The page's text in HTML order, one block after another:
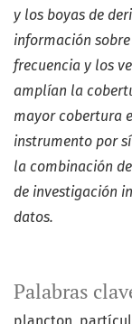
Palabras
y los boyas de
información
frecuencia y los
amplían la
mayorcobertura
instrumento por
la combinación de
de investigación
datos.